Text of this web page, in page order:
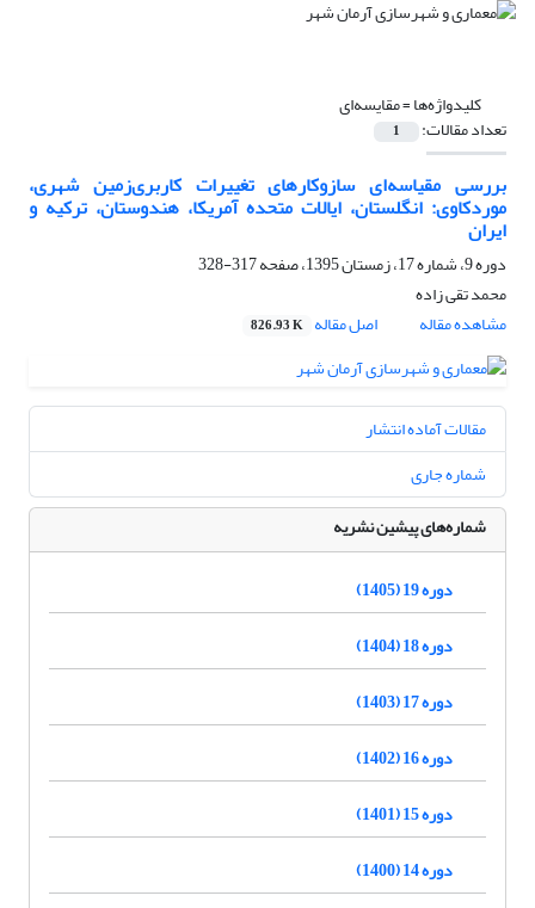
کلیدواژه‌ها =مقایسه‌ای
تعداد مقالات: 1
بررسی مقیاسه‌ای سازوکارهای تغییرات کاربری‌زمین شهری،
موردکاوی: انگلستان، ایالات متحده آمریکا، هندوستان، ترکیه و
ایران
دوره 9، شماره 17، زمستان 1395، صفحه
317-328
محمد تقی زاده
مشاهده مقاله
اصل مقاله 826.93 K
مقالات آماده انتشار
شماره جاری
شماره‌های پیشین نشریه
دوره 19 (1405)
دوره 18 (1404)
دوره 17 (1403)
دوره 16 (1402)
دوره 15 (1401)
دوره 14 (1400)